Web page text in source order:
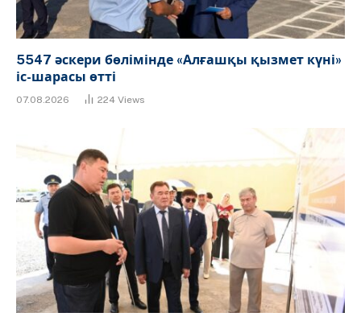
5547 әскери бөлімінде «Алғашқы қызмет күні»
іс-шарасы өтті
07.08.2026 224 Views